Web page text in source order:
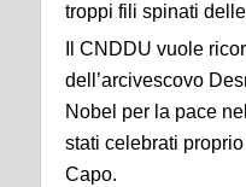
troppi fili spinati
Il CNDDU vuole
dell’arcivescovo
Nobel per la pace
stati celebrati
Capo.